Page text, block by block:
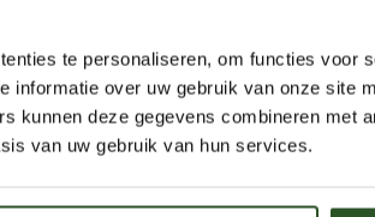
te personaliseren, om functies voor
informatie over uw gebruik van onze site
kunnen deze gegevens combineren met
van uw gebruik van hun services.
natuureducatie,
en hun leefomgeving.Met een
combineert Jaap praktische
Eerder
en
centraal stonden.Als
bijen, hommels, biodiversiteit,
onze voedselvoorziening en